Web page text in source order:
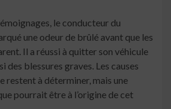
le conducteur du
une odeur de brûlé avant que les
Il a réussi à quitter son véhicule
des blessures graves. Les causes
restent à déterminer, mais une
pourrait être à l’origine de cet